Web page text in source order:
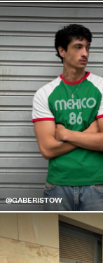
@GABERISTOW